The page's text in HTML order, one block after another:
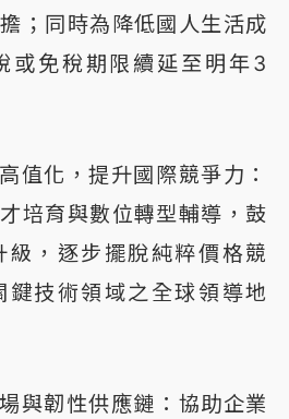
；同時為降低國人生活成
或免稅期限續延至明年3
值化，提升國際競爭力：
培育與數位轉型輔導，鼓
，逐步擺脫純粹價格競
技術領域之全球領導地
與韌性供應鏈：協助企業